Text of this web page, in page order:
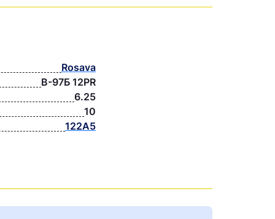
Rosava
В-97Б 12PR
6.25
10
122А5